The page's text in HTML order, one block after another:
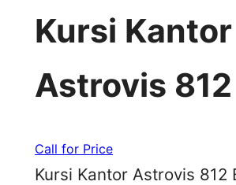
Kursi Kantor
Astrovis
Call for Price
Kursi Kantor Astrovis 812